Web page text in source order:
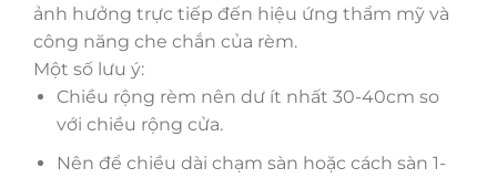
ảnh hưởng trực tiếp đến hiệu ứng thẩm mỹ và
công năng che chắn của rèm.
Một số lưu ý:
Chiều rộng rèm nên dư ít nhất 30-40cm so
với chiều rộng cửa.
Nên để chiều dài chạm sàn hoặc cách sàn 1-